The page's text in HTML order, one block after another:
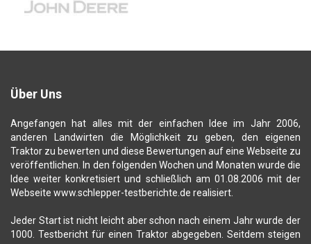
Über Uns
Angefangen hat alles mit der einfachen Idee im Jahr 2006,
anderen Landwirten die Möglichkeit zu geben, den eigenen
Traktor zu bewerten und diese Bewertungen auf eine Webseite zu
veröffentlichen. In den folgenden Wochen und Monaten wurde die
Idee weiter konkretisiert und schließlich am 01.08.2006 mit der
Webseite www.schlepper-testberichte.de realisiert.
Jeder Start ist nicht leicht aber schon nach einem Jahr wurde der
1000. Testbericht für einen Traktor abgegeben. Seitdem steigen